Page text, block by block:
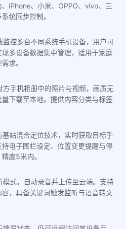
iPhone、小米、OPPO、vivo、三
统同步控制。
监控多台不同系统手机设备，用户可
多设备数据集中管理，适用于家庭
求。
方手机相册中的照片与视频，画质无
下载至本地。提供内容分类与标签
基站混合定位技术，实时获取目标手
电子围栏设定、位置变更提醒与停
度5米内。
模式，自动录音并上传至云端。支持
，具备关键词触发监听与语音转文